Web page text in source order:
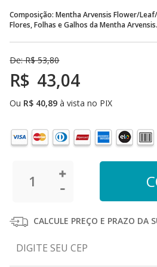
Composição: Mentha Arvensis Flower/
Flores, Folhas e Galhos da Mentha Arvensis.
De: R$53,80
R$ 43,04
Ou R$ 40,89 à vista no PIX
CALCULE PREÇO E PRAZO DA